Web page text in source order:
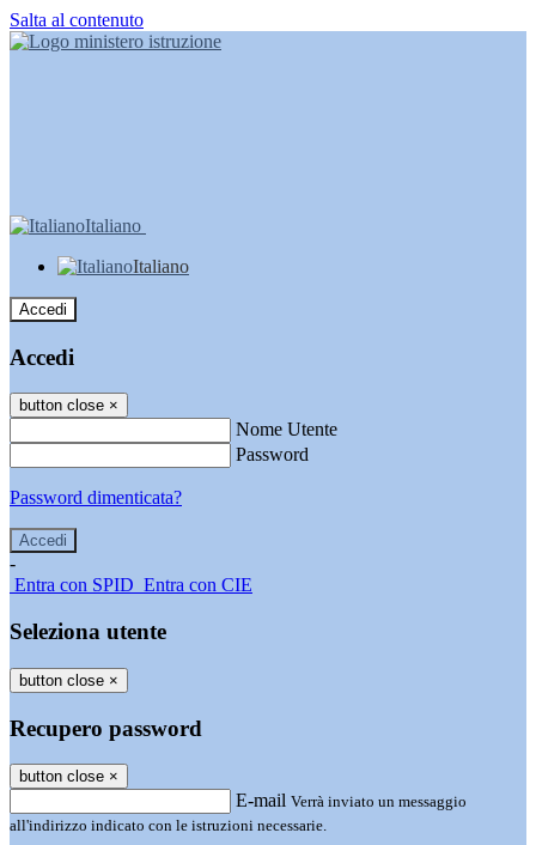
Salta al contenuto
Italiano
Italiano
Accedi
Accedi
button close ×
Nome Utente
Password
Password dimenticata?
-
Entra con SPID Entra con CIE
Seleziona utente
button close ×
Recupero password
button close ×
E-mail Verrà inviato un messaggio
all'indirizzo indicato con le istruzioni necessarie.